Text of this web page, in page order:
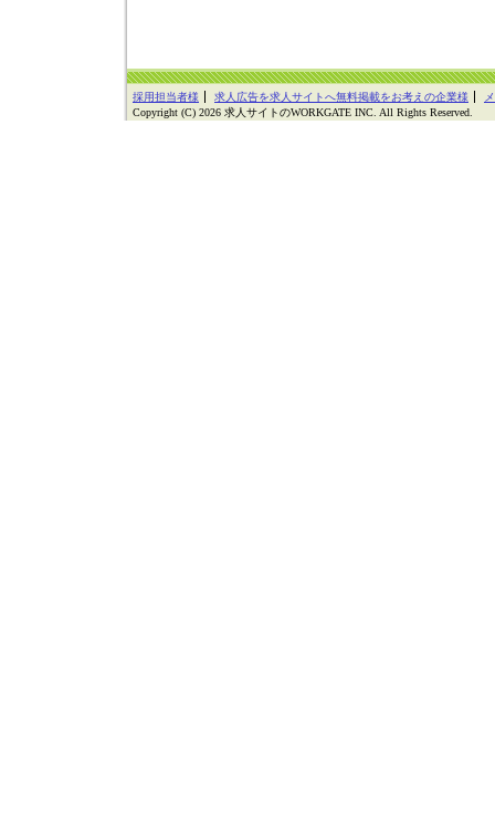
採用担当者様 求人広告を求人サイトへ無料掲載をお考えの企業様
Copyright (C) 2026 求人サイトのWORKGATE INC. All Rights Reserved.